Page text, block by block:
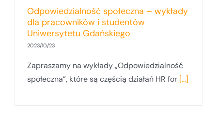
Odpowiedzialność społeczna – wykłady
dla pracowników i studentów
Uniwersytetu Gdańskiego
2023/10/23
Zapraszamy na wykłady „Odpowiedzialność
społeczna”, które są częścią działań HR for [...]